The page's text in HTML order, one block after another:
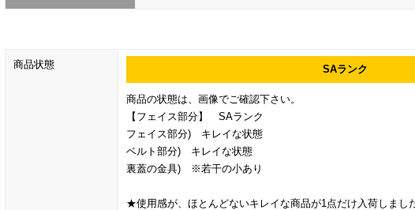
商品状態 SAランク
商品の状態は、画像でご確認下さい。
【フェイス部分】 SAランク
フェイス部分) キレイな状態
ベルト部分) キレイな状態
裏蓋の金具) ※若干の小あり
★使用感が、ほとんどないキレイな商品が1点だけ入荷しまし